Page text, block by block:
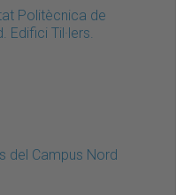
Politècnica de
Edifici Til·lers.
del Campus Nord